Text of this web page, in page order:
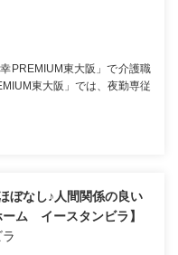
PREMIUM東大阪」で介護職
東大阪」では、夜勤専従
ぼなし♪人間関係の良い
ム イースタンビラ】